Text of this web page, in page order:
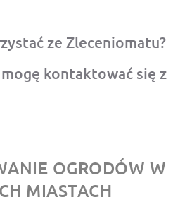
ze Zleceniomatu?
kontaktować się z
OGRODÓW W
MIASTACH